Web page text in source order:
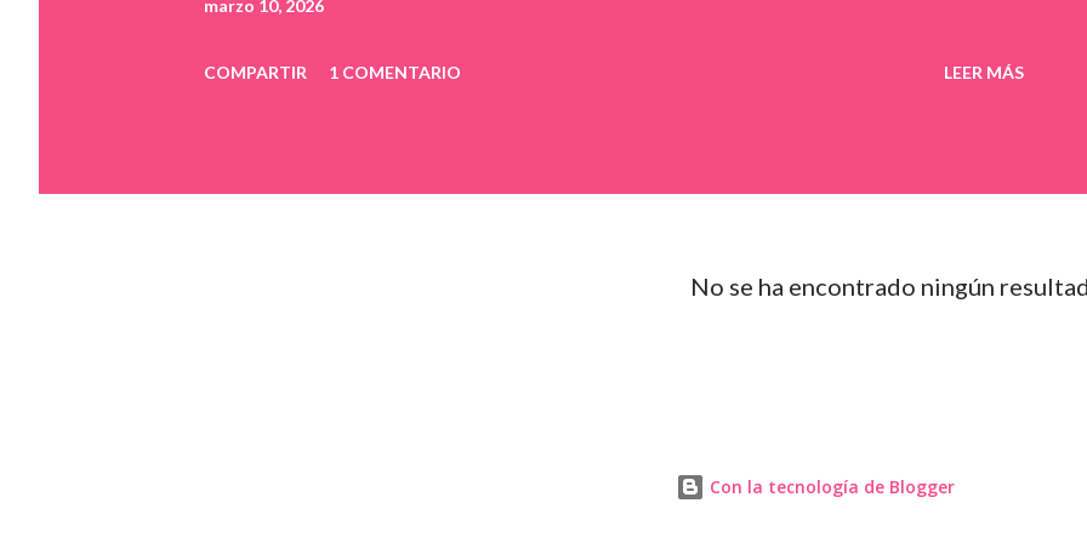
marzo 10, 2026
COMPARTIR 1 COMENTARIO LEER MÁS
No se ha encontrado ningún
Con la tecnología de Blogger